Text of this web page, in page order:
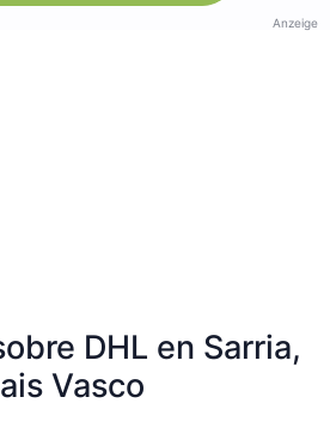
Anzeige
DHL en Sarria,
Vasco